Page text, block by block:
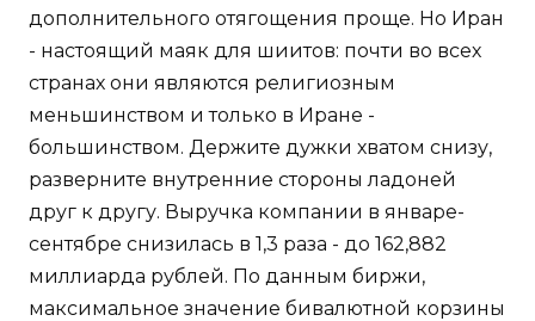
дополнительного отягощения проще. Но Иран
- настоящий маяк для шиитов: почти во всех
странах они являются религиозным
меньшинством и только в Иране -
большинством. Держите дужки хватом снизу,
разверните внутренние стороны ладоней
друг к другу. Выручка компании в январе-
сентябре снизилась в 1,3 раза - до 162,882
миллиарда рублей. По данным биржи,
максимальное значение бивалютной корзины